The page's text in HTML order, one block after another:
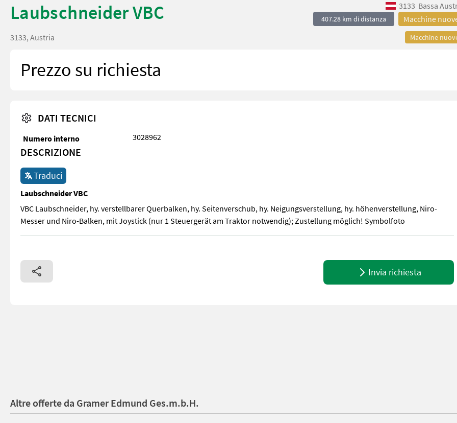
Laubschneider VBC 3133 Bassa
407.28 km di distanza Macchine
Macchine
3133, Austria
Prezzo su richiesta
DATI TECNICI
Numero interno 3028962
DESCRIZIONE
Traduci
Laubschneider VBC
VBC Laubschneider, hy. verstellbarer Querbalken, hy. Seitenverschub, hy. Neigungsverstellung, hy. höhenverstellung, Niro-
Messer und Niro-Balken, mit Joystick (nur 1 Steuergerät am Traktor notwendig); Zustellung möglich! Symbolfoto
VBC Laubschneider, hy. verstellbarer Querbalken, hy. Seitenverschub, hy. Neigungsverstellung, hy. höhenverstellung, Niro-
Invia richiesta
Altre offerte da Gramer Edmund Ges.m.b.H.